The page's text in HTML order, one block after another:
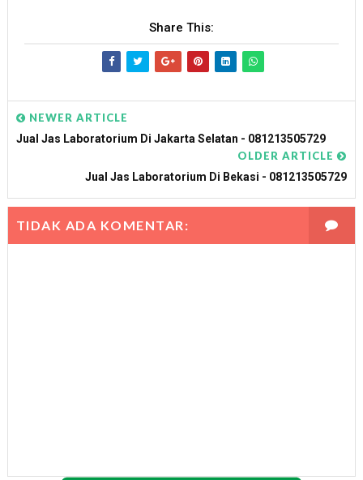
Share This:
NEWER ARTICLE
Jual Jas Laboratorium Di Jakarta Selatan - 081213505729
OLDER ARTICLE
Jual Jas Laboratorium Di Bekasi - 081213505729
TIDAK ADA KOMENTAR: